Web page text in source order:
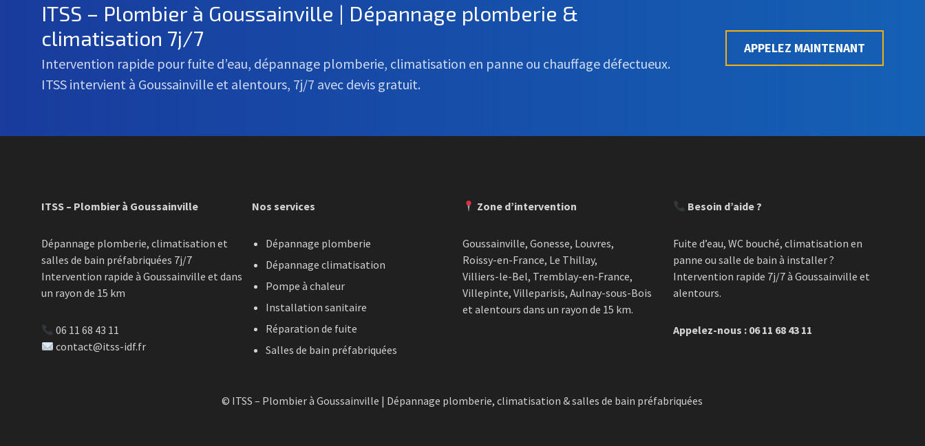
ITSS – Plombier à Goussainville | Dépannage plomberie &
climatisation 7j/7
Intervention rapide pour fuite d’eau, dépannage plomberie, climatisation en panne ou chauffage défectueux.
ITSS intervient à Goussainville et alentours, 7j/7 avec devis gratuit.
APPELEZ MAINTENANT
ITSS – Plombier à Goussainville
Dépannage plomberie, climatisation et
salles de bain préfabriquées 7j/7
Intervention rapide à Goussainville et dans
un rayon de 15 km
06 11 68 43 11
contact@itss-idf.fr
Nos services
Dépannage plomberie
Dépannage climatisation
Pompe à chaleur
Installation sanitaire
Réparation de fuite
Salles de bain préfabriquées
Zone d’intervention
Goussainville, Gonesse, Louvres,
Roissy-en-France, Le Thillay,
Villiers-le-Bel, Tremblay-en-France,
Villepinte, Villeparisis, Aulnay-sous-Bois
et alentours dans un rayon de 15 km.
Besoin d’aide ?
Fuite d’eau, WC bouché, climatisation en
panne ou salle de bain à installer ?
Intervention rapide 7j/7 à Goussainville et
alentours.
Appelez-nous : 06 11 68 43 11
© ITSS – Plombier à Goussainville | Dépannage plomberie, climatisation & salles de bain préfabriquées